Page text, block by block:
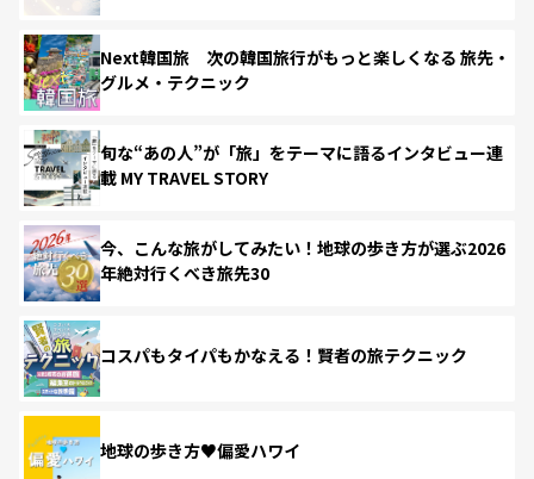
Next韓国旅 次の韓国旅行がもっと楽しくなる 旅先・
グルメ・テクニック
旬な“あの人”が「旅」をテーマに語るインタビュー連
載 MY TRAVEL STORY
今、こんな旅がしてみたい！地球の歩き方が選ぶ2026
年絶対行くべき旅先30
コスパもタイパもかなえる！賢者の旅テクニック
地球の歩き方♥偏愛ハワイ